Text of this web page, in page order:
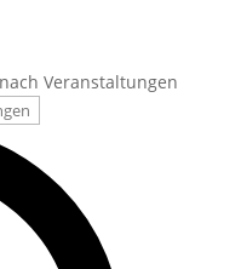
Veranstaltungen